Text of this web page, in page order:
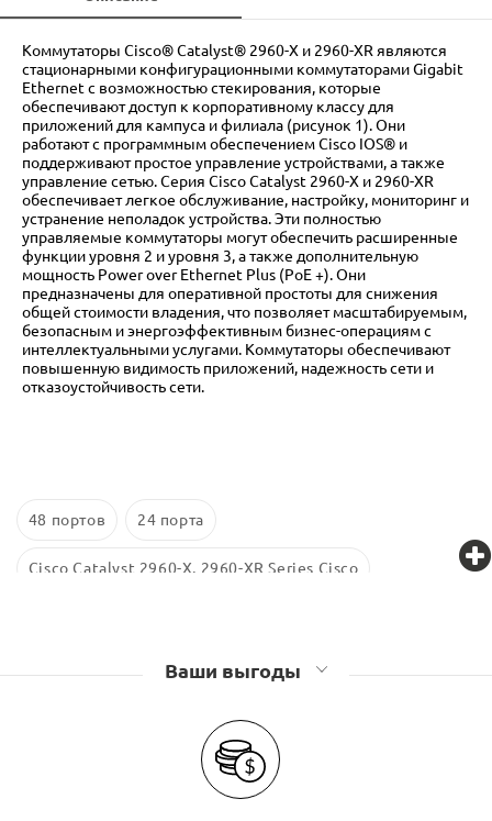
Коммутаторы Cisco® Catalyst® 2960-X и 2960-XR являются
стационарными конфигурационными коммутаторами Gigabit
Ethernet с возможностью стекирования, которые
обеспечивают доступ к корпоративному классу для
приложений для кампуса и филиала (рисунок 1). Они
работают с программным обеспечением Cisco IOS® и
поддерживают простое управление устройствами, а также
управление сетью. Серия Cisco Catalyst 2960-X и 2960-XR
обеспечивает легкое обслуживание, настройку, мониторинг и
устранение неполадок устройства. Эти полностью
управляемые коммутаторы могут обеспечить расширенные
функции уровня 2 и уровня 3, а также дополнительную
мощность Power over Ethernet Plus (PoE +). Они
предназначены для оперативной простоты для снижения
общей стоимости владения, что позволяет масштабируемым,
безопасным и энергоэффективным бизнес-операциям с
интеллектуальными услугами. Коммутаторы обеспечивают
повышенную видимость приложений, надежность сети и
отказоустойчивость сети.
48 портов 24 порта
Cisco Catalyst 2960-X, 2960-XR Series Cisco
Ваши выгоды